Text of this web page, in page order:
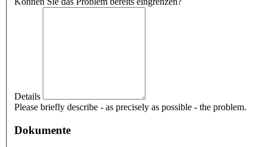
Details
Please briefly describe - as precisely as possible - the problem.
Dokumente